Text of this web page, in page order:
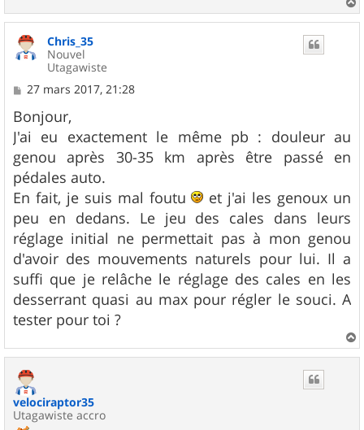
a
u
Chris_35
Nouvel
Utagawiste
M
s
s
a
g
e
27 mars 2017, 21:28
Bonjour,
J'ai eu exactement le même pb : douleur au
genou après 30-35 km après être passé en
pédales auto.
En fait, je suis mal foutu
et j'ai les genoux un
peu en dedans. Le jeu des cales dans leurs
réglage initial ne permettait pas à mon genou
d'avoir des mouvements naturels pour lui. Il a
suffi que je relâche le réglage des cales en les
desserrant quasi au max pour régler le souci. A
tester pour toi ?
a
velociraptor35
Utagawiste accro